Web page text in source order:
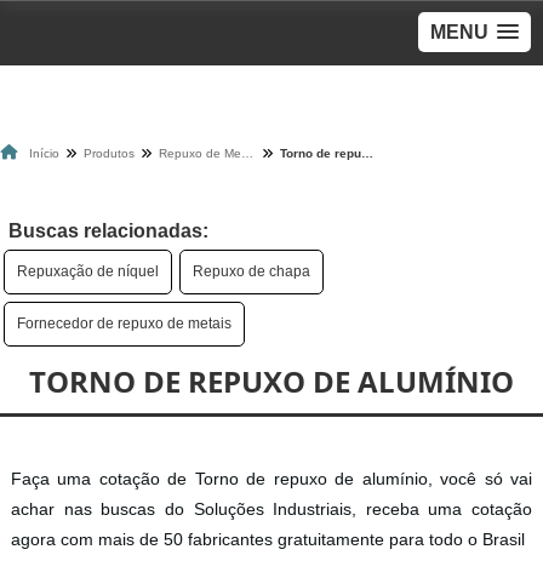
MENU
Início Produtos
Buscas relacionadas:
Repuxação de níquel Repuxo de chapa
Fornecedor de repuxo de metais
TORNO DE REPUXO DE ALUMÍNIO
Faça uma cotação de Torno de repuxo de alumínio, você só vai
achar nas buscas do Soluções Industriais, receba uma cotação
agora com mais de 50 fabricantes gratuitamente para todo o Brasil